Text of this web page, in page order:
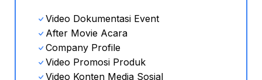
Video Dokumentasi Event
After Movie Acara
Company Profile
Video Promosi Produk
Video Konten Media Sosial